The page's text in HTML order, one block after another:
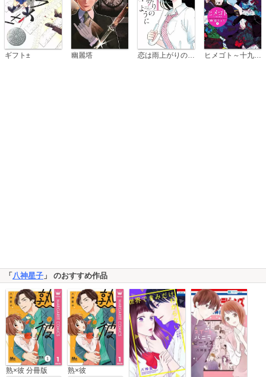
ギフト± 幽麗塔 恋は雨上がりのように ヒメゴト～十九歳の制服～
「 八神星子 」 のおすすめ作品
熟×彼 分冊版 熟×彼